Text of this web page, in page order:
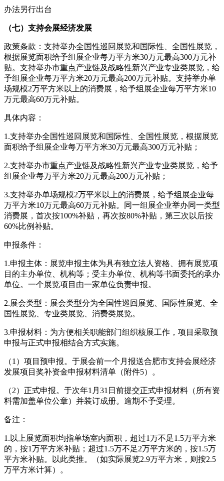
办法另行出台
（七）支持会展经济发展
政策条款：支持举办全国性巡回展览和国际性、全国性展览，
根据展览面积给予组展企业每万平方米30万元最高300万元补
贴。支持举办市重点产业链及战略性新兴产业专业类展览，给
予组展企业每万平方米20万元最高200万元补贴。支持举办单
场规模2万平方米以上的消费展，给予组展企业每万平方米10
万元最高60万元补贴。
具体内容：
1.支持举办全国性巡回展览和国际性、全国性展览，根据展览
面积给予组展企业每万平方米30万元最高300万元补贴；
2.支持举办市重点产业链及战略性新兴产业专业类展览，给予
组展企业每万平方米20万元最高200万元补贴；
3.支持举办单场规模2万平米以上的消费展，给予组展企业每
万平方米10万元最高60万元补贴。同一组展企业举办同一类型
消费展，首次按100%补贴，再次按80%补贴，第三次以后按
60%比例补贴。
申报条件：
1.申报主体：展览申报主体为具有独立法人资格、拥有展览项
目的主办单位、机构等；受主办单位、机构等书面委托的承办
单位。一个展览项目由一家单位负责申报。
2.展会类型：展会类型分为全国性巡回展览、国际性展览、全
国性展览、专业类展览、消费类展览。
3.申报材料：为方便相关职能部门组织核展工作，项目采取预
申报与正式申报相结合方式实施。
（1）项目预申报。于展会前一个月报送合肥市支持会展经济
发展项目奖补资金申报材料清单（附件5）。
（2）正式申报。于次年1月31日前提交正式申报材料（所有资
料需加盖单位公章）并装订成册。逾期不予受理。
备注：
1.以上展览面积均指单场室内面积，超过1万不足1.5万平方米
的，按1万平方米补贴；超过1.5万不足2万平方米的，按1.5万
平方米补贴。以此类推。（如实际展览2.9万平方米，则按2.5
万平方米计算）。